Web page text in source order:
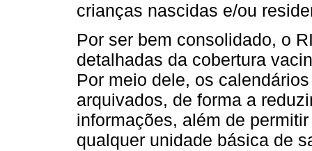
crianças nascidas e/ou
Por ser bem consolidado, o
detalhadas da cobertura
Por meio dele, os
arquivados, de forma a
informações, além de
qualquer unidade básica de